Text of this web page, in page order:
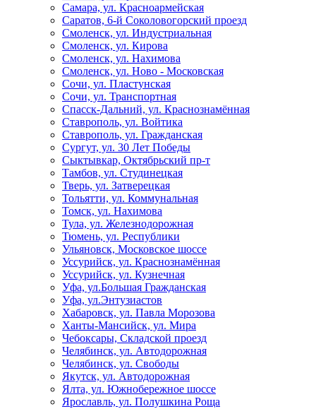
Самара, ул. Красноармейская
Саратов, 6-й Соколовогорский проезд
Смоленск, ул. Индустриальная
Смоленск, ул. Кирова
Смоленск, ул. Нахимова
Смоленск, ул. Ново - Московская
Сочи, ул. Пластунская
Сочи, ул. Транспортная
Спасск-Дальний, ул. Краснознамённая
Ставрополь, ул. Войтика
Ставрополь, ул. Гражданская
Сургут, ул. 30 Лет Победы
Сыктывкар, Октябрьский пр-т
Тамбов, ул. Студинецкая
Тверь, ул. Затверецкая
Тольятти, ул. Коммунальная
Томск, ул. Нахимова
Тула, ул. Железнодорожная
Тюмень, ул. Республики
Ульяновск, Московское шоссе
Уссурийск, ул. Краснознамённая
Уссурийск, ул. Кузнечная
Уфа, ул.Большая Гражданская
Уфа, ул.Энтузиастов
Хабаровск, ул. Павла Морозова
Ханты-Мансийск, ул. Мира
Чебоксары, Складской проезд
Челябинск, ул. Автодорожная
Челябинск, ул. Свободы
Якутск, ул. Автодорожная
Ялта, ул. Южнобережное шоссе
Ярославль, ул. Полушкина Роща